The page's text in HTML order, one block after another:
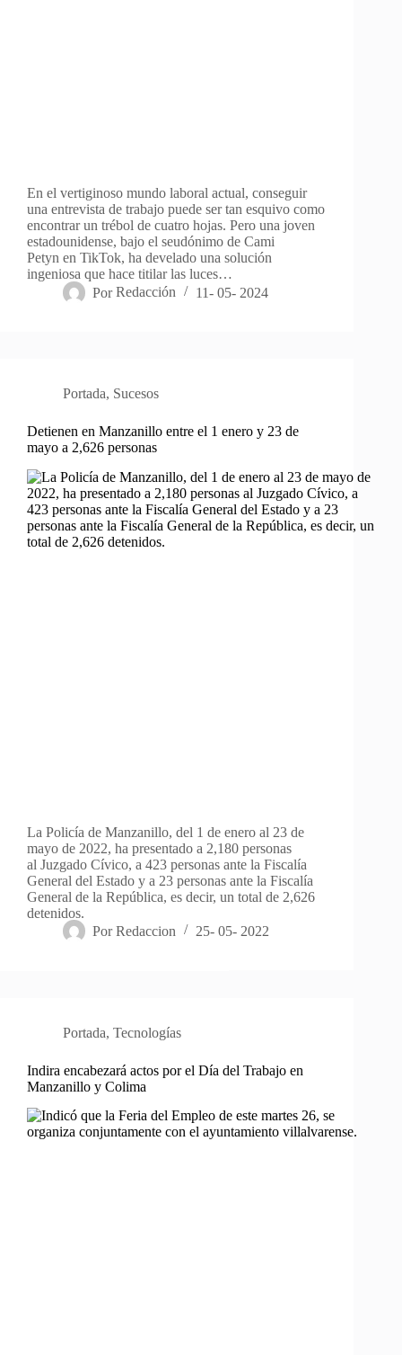
En el vertiginoso mundo laboral actual, conseguir
una entrevista de trabajo puede ser tan esquivo como
encontrar un trébol de cuatro hojas. Pero una joven
estadounidense, bajo el seudónimo de Cami
Petyn en TikTok, ha develado una solución
ingeniosa que hace titilar las luces…
Por Redacción 11- 05- 2024
Portada, Sucesos
Detienen en Manzanillo entre el 1 enero y 23 de
mayo a 2,626 personas
La Policía de Manzanillo, del 1 de enero al 23 de
mayo de 2022, ha presentado a 2,180 personas
al Juzgado Cívico, a 423 personas ante la Fiscalía
General del Estado y a 23 personas ante la Fiscalía
General de la República, es decir, un total de 2,626
detenidos.
Por Redaccion 25- 05- 2022
Portada, Tecnologías
Indira encabezará actos por el Día del Trabajo en
Manzanillo y Colima